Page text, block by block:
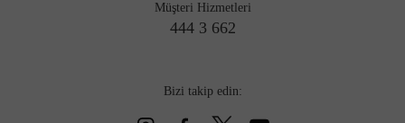
Müşteri Hizmetleri
444 3 662
Bizi takip edin: